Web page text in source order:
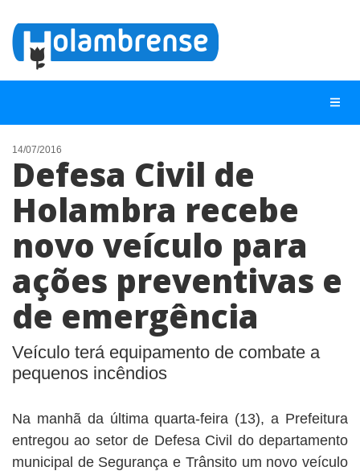
NOTÍCIAS
LISTA DIGITAL
CONTATO
ANUNCIE
14/07/2016
Defesa Civil de
Holambra recebe
novo veículo para
ações preventivas e
de emergência
Veículo terá equipamento de combate a
pequenos incêndios
Na manhã da última quarta-feira (13), a Prefeitura
entregou ao setor de Defesa Civil do departamento
municipal de Segurança e Trânsito um novo veículo